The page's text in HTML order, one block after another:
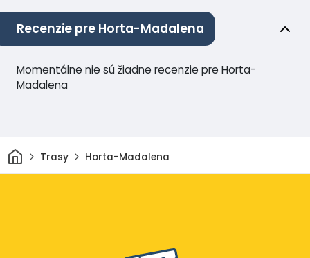
Recenzie pre Horta-Madalena
Momentálne nie sú žiadne recenzie pre Horta-
Madalena
Domov
Trasy Horta-Madalena